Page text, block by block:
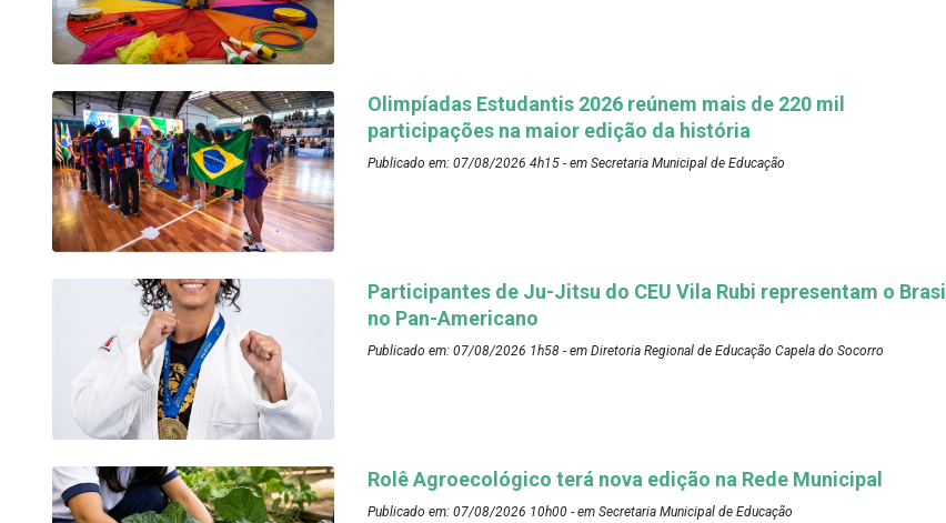
Olimpíadas Estudantis 2026 reúnem mais de 220 mil
participações na maior edição da história
Publicado em: 07/08/2026 4h15 - em Secretaria Municipal de Educação
Participantes de Ju-Jitsu do CEU Vila Rubi representam o Brasil
no Pan-Americano
Publicado em: 07/08/2026 1h58 - em Diretoria Regional de Educação Capela do Socorro
Rolê Agroecológico terá nova edição na Rede Municipal
Publicado em: 07/08/2026 10h00 - em Secretaria Municipal de Educação